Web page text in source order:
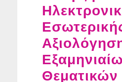
Θεματικών